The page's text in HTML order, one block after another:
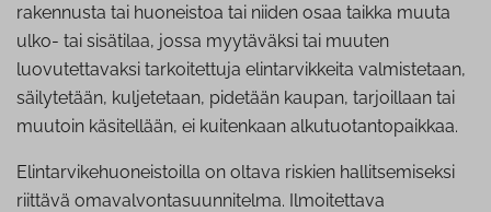
rakennusta tai huoneistoa tai niiden osaa taikka muuta
ulko- tai sisätilaa, jossa myytäväksi tai muuten
luovutettavaksi tarkoitettuja elintarvikkeita valmistetaan,
säilytetään, kuljetetaan, pidetään kaupan, tarjoillaan tai
muutoin käsitellään, ei kuitenkaan alkutuotantopaikkaa.
Elintarvikehuoneistoilla on oltava riskien hallitsemiseksi
riittävä omavalvontasuunnitelma. Ilmoitettava